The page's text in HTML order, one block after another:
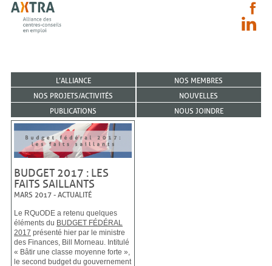
L’ALLIANCE
NOS MEMBRES
NOS PROJETS/ACTIVITÉS
NOUVELLES
PUBLICATIONS
NOUS JOINDRE
BUDGET 2017 : LES
FAITS SAILLANTS
MARS 2017 - ACTUALITÉ
Le RQuODE a retenu quelques
éléments du BUDGET FÉDÉRAL
2017 présenté hier par le ministre
des Finances, Bill Morneau. Intitulé
« Bâtir une classe moyenne forte »,
le second budget du gouvernement